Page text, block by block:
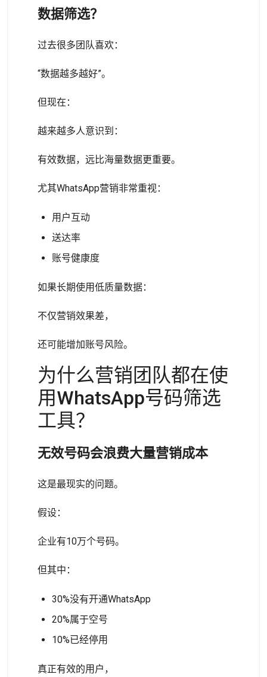
数据筛选？
过去很多团队喜欢：
“数据越多越好”。
但现在：
越来越多人意识到：
有效数据，远比海量数据更重要。
尤其WhatsApp营销非常重视：
用户互动
送达率
账号健康度
如果长期使用低质量数据：
不仅营销效果差，
还可能增加账号风险。
为什么营销团队都在使
用WhatsApp号码筛选
工具？
无效号码会浪费大量营销成本
这是最现实的问题。
假设：
企业有10万个号码。
但其中：
30%没有开通WhatsApp
20%属于空号
10%已经停用
真正有效的用户，